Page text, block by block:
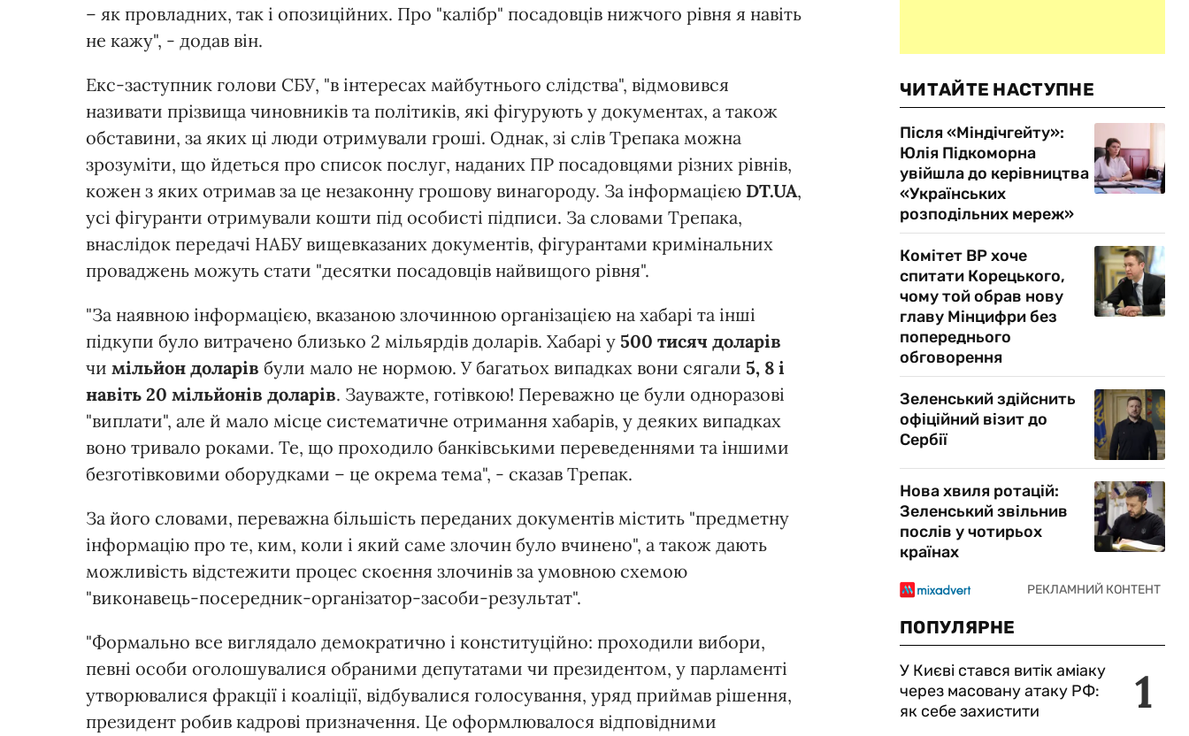
– як провладних, так і опозиційних. Про "калібр" посадовців нижчого рівня я навіть
не кажу", - додав він.
Екс-заступник голови СБУ, "в інтересах майбутнього слідства", відмовився
називати прізвища чиновників та політиків, які фігурують у документах, а також
обставини, за яких ці люди отримували гроші. Однак, зі слів Трепака можна
зрозуміти, що йдеться про список послуг, наданих ПР посадовцями різних рівнів,
кожен з яких отримав за це незаконну грошову винагороду. За інформацією DT.UA,
усі фігуранти отримували кошти під особисті підписи. За словами Трепака,
внаслідок передачі НАБУ вищевказаних документів, фігурантами кримінальних
проваджень можуть стати "десятки посадовців найвищого рівня".
"За наявною інформацією, вказаною злочинною організацією на хабарі та інші
підкупи було витрачено близько 2 мільярдів доларів. Хабарі у 500 тисяч доларів
чи мільйон доларів були мало не нормою. У багатьох випадках вони сягали 5, 8 і
навіть 20 мільйонів доларів. Зауважте, готівкою! Переважно це були одноразові
"виплати", але й мало місце систематичне отримання хабарів, у деяких випадках
воно тривало роками. Те, що проходило банківськими переведеннями та іншими
безготівковими оборудками – це окрема тема", - сказав Трепак.
За його словами, переважна більшість переданих документів містить "предметну
інформацію про те, ким, коли і який саме злочин було вчинено", а також дають
можливість відстежити процес скоєння злочинів за умовною схемою
"виконавець-посередник-організатор-засоби-результат".
"Формально все виглядало демократично і конституційно: проходили вибори,
певні особи оголошувалися обраними депутатами чи президентом, у парламенті
утворювалися фракції і коаліції, відбувалися голосування, уряд приймав рішення,
президент робив кадрові призначення. Це оформлювалося відповідними
ЧИТАЙТЕ НАСТУПНЕ
Після «Міндічгейту»:
Юлія Підкоморна
увійшла до керівництва
«Українських
розподільних мереж»
Комітет ВР хоче
спитати Корецького,
чому той обрав нову
главу Мінцифри без
попереднього
обговорення
Зеленський здійснить
офіційний візит до
Сербії
Нова хвиля ротацій:
Зеленський звільнив
послів у чотирьох
країнах
ПОПУЛЯРНЕ
1
У Києві стався витік аміаку
через масовану атаку РФ:
як себе захистити